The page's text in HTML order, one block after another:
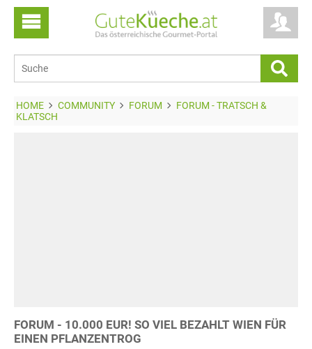
HOME COMMUNITY FORUM
FORUM - TRATSCH &
KLATSCH
FORUM - 10.000 EUR! SO VIEL BEZAHLT WIEN FÜR
EINEN PFLANZENTROG